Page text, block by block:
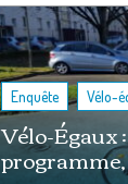
Enquête , Vélo-
Vélo-Égaux